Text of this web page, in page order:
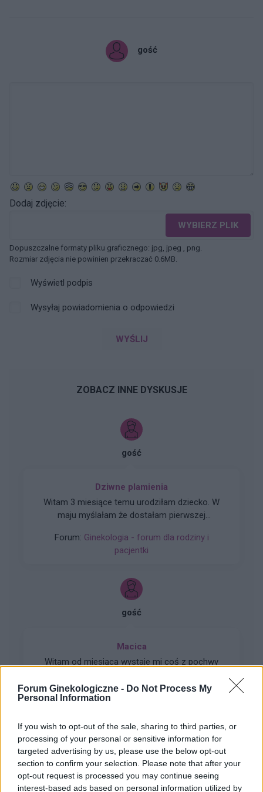
Forum Ginekologiczne - Do Not Process My
Personal Information
If you wish to opt-out of the sale, sharing to third parties, or
processing of your personal or sensitive information for
targeted advertising by us, please use the below opt-out
section to confirm your selection. Please note that after your
opt-out request is processed you may continue seeing
interest-based ads based on personal information utilized by
gość
Dodaj zdjęcie:
WYBIERZ PLIK
Dopuszczalne formaty pliku graficznego: jpg, jpeg , png.
Rozmiar zdjęcia nie powinien przekraczać 0.6MB.
Wyświetl podpis
Wysyłaj powiadomienia o odpowiedzi
WYŚLIJ
ZOBACZ INNE DYSKUSJE
gość
Dziwne plamienia
Witam 3 miesiące temu urodziłam dziecko. W
maju myślałam że dostałam pierwszej
typowe jak na okres. Przypominało to bardziej
takie plamienie i to nie żywą różową Kris ze
dnia był a na drugi dzień było czysto. I robi się
mi tak co 2 tyg raz trwa 3 dni a raz 6 jak przy
Forum: Ginekologia - forum dla rodziny i
pacjentki
gość
Macica
Witam od miesiąca wystaje mi coś z pochwy
czy będzie konieczny zabieg
Forum:Ginekologia - forum dla rodziny i
gość